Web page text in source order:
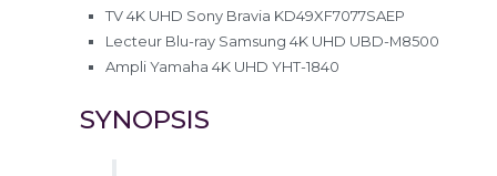
TV 4K UHD Sony Bravia KD49XF7077SAEP
Lecteur Blu-ray Samsung 4K UHD UBD-M8500
Ampli Yamaha 4K UHD YHT-1840
SYNOPSIS